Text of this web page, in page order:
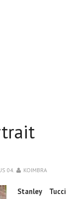
04. KOIMBRA
Stanley Tucci